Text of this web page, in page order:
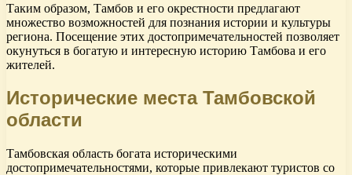
Таким образом, Тамбов и его окрестности предлагают
множество возможностей для познания истории и культуры
региона. Посещение этих достопримечательностей позволяет
окунуться в богатую и интересную историю Тамбова и его
жителей.
Исторические места Тамбовской
области
Тамбовская область богата историческими
достопримечательностями, которые привлекают туристов со